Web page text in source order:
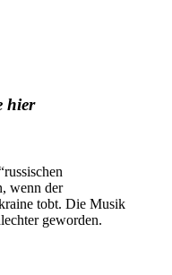
hier
wenn der
tobt. Die Musik
geworden.